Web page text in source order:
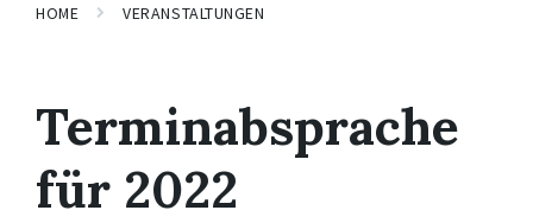
HOME VERANSTALTUNGEN
Terminabsprache
für 2022